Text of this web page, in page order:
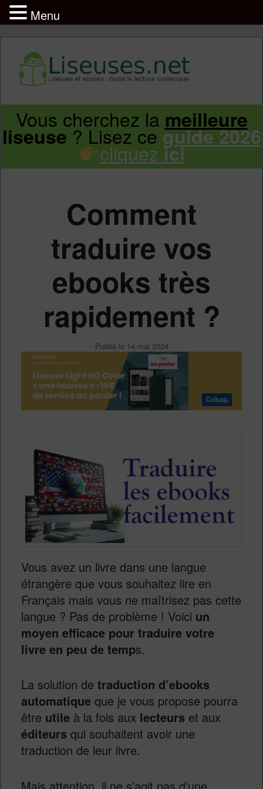
Infos sur les liseuses Kindle, Kobo,
Vivlio, Pocketbook
Aller
Aller
Vous cherchez la meilleure
liseuse? Lisez ceguide 2026
cliquez ici
Comment
traduire vos
ebooks très
rapidement ?
Publié le 14 mai 2024
Vous avez un livre dans une langue
étrangère que vous souhaitez lire en
Français mais vous ne maîtrisez pas cette
langue ? Pas de problème ! Voici un
moyen efficace pour traduire votre
livre en peu de temps.
La solution de traduction d’ebooks
automatique que je vous propose pourra
être utile à la fois aux lecteurs et aux
éditeurs qui souhaitent avoir une
traduction de leur livre.
Menu